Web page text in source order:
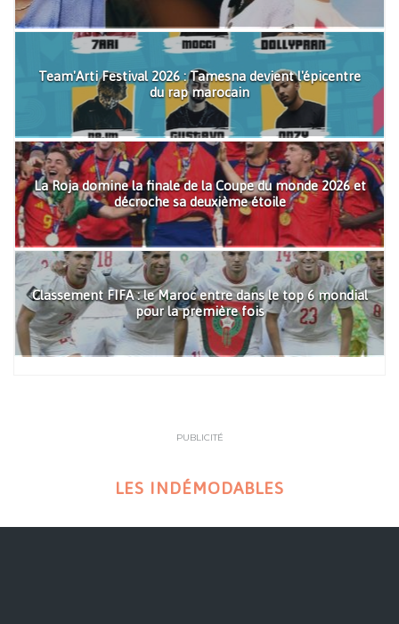
Team'Arti Festival 2026 : Tamesna devient l'épicentre
du rap marocain
La Roja domine la finale de la Coupe du monde 2026 et
décroche sa deuxième étoile
Classement FIFA : le Maroc entre dans le top 6 mondial
pour la première fois
PUBLICITÉ
LES INDÉMODABLES